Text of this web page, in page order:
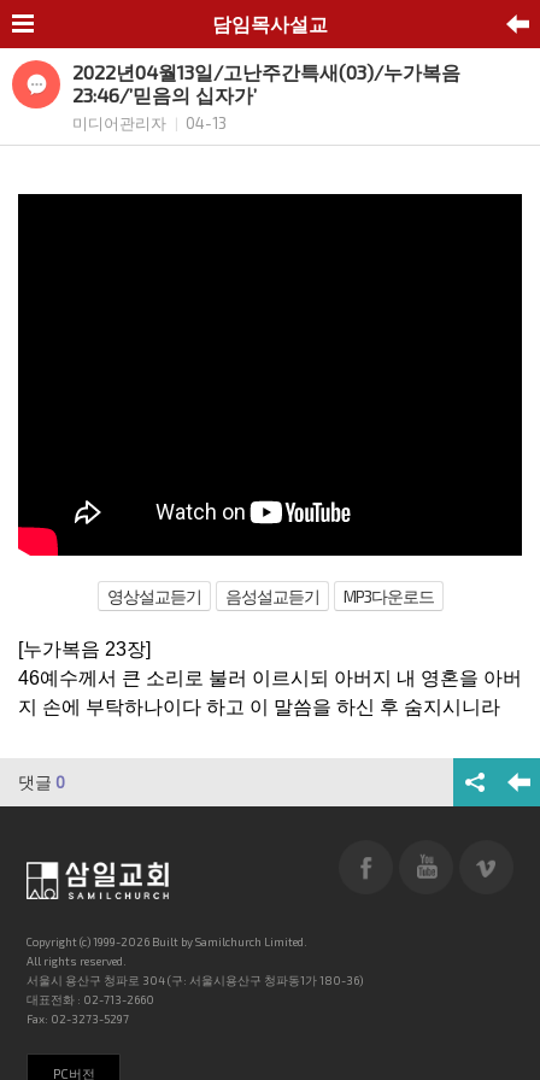
담임목사설교
2022년04월13일/고난주간특새(03)/누가복음
23:46/’믿음의 십자가’
미디어관리자 04-13
영상설교듣기 음성설교듣기 MP3다운로드
[누가복음 23장]
46예수께서 큰 소리로 불러 이르시되 아버지 내 영혼을 아버
지 손에 부탁하나이다 하고 이 말씀을 하신 후 숨지시니라
댓글 0
Copyright (c) 1999-2026 Built by Samilchurch Limited.
All rights reserved.
서울시 용산구 청파로 304 (구: 서울시용산구 청파동1가 180-36)
대표전화 : 02-713-2660
Fax: 02-3273-5297
PC버전